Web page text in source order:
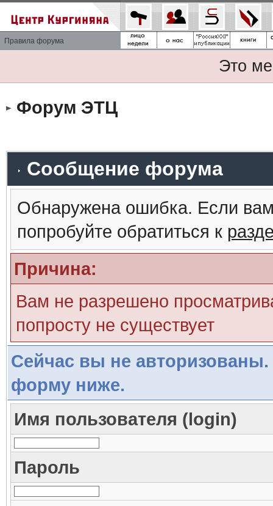
Правила форума
Это
Форум ЭТЦ
Сообщение форума
Обнаружена ошибка. Если
попробуйте обратиться к
Причина:
Вам не разрешено
попросту не существует
Сейчас вы не авторизованы.
форму ниже.
Имя пользователя (login)
Пароль